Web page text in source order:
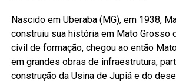
Nascido em Uberaba (MG), em 1938,
construiu sua história em Mato Grosso
civil de formação, chegou ao então
em grandes obras de infraestrutura,
construção da Usina de Jupiá e do